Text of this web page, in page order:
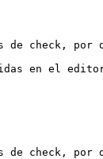
check, por
en el
de check, por